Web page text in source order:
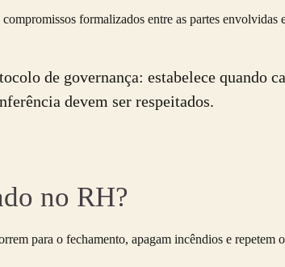
formalizados entre as partes envolvidas
de governança: estabelece quando
devem ser respeitados.
no RH?
para o fechamento, apagam incêndios e repetem